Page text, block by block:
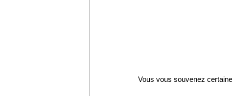
Vous vous souvenez